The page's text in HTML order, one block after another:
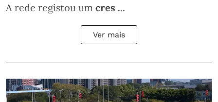
A rede registou um cres ...
Ver mais